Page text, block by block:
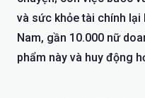
và sức khỏe tài chính lại
Nam, gần 10.000 nữ
phẩm này và huy động